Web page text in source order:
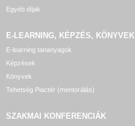
Egyéb díjak
E-LEARNING, KÉPZÉS, KÖNYVEK
E-learning tananyagok
Képzések
Könyvek
Tehetség Piactér (mentorálás)
SZAKMAI KONFERENCIÁK